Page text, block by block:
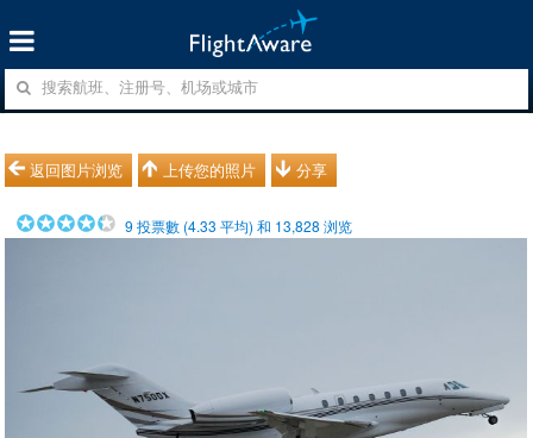
返回图片浏览 上传您的照片 分享
9 投票數 (4.33 平均) 和 13,828 浏览